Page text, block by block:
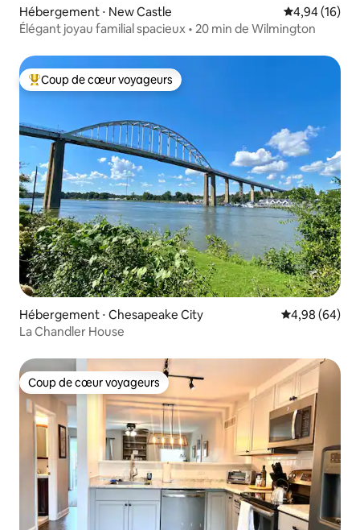
Hébergement ⋅ New Castle Évaluation
4,94 (16)
Élégant joyau familial spacieux • 20 min de Wilmington
Coups de cœur voyageurs les plus appréciés
Coup de cœur voyageurs
Hébergement ⋅ Chesapeake City Évaluation
4,98 (64)
La Chandler House
Coup de cœur voyageurs
Coup de cœur voyageurs